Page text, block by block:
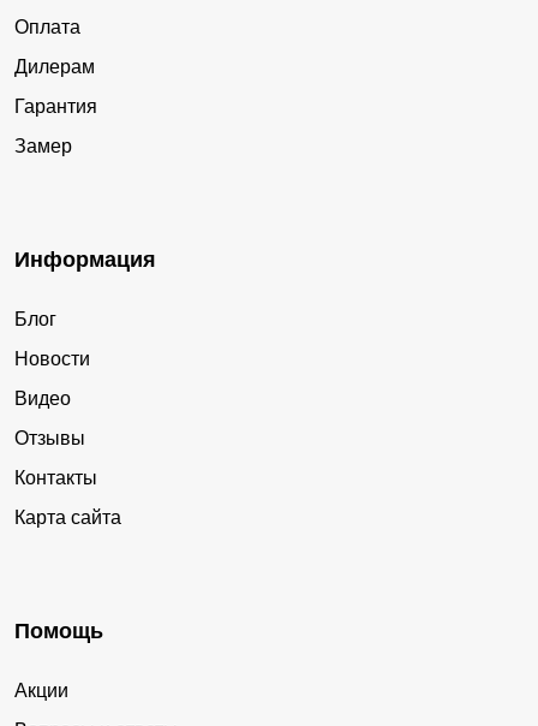
Оплата
Дилерам
Гарантия
Замер
Информация
Блог
Новости
Видео
Отзывы
Контакты
Карта сайта
Помощь
Акции